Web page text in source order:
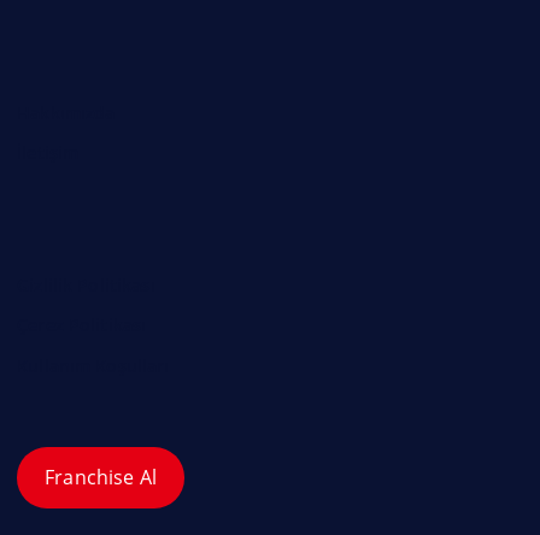
Franchise Al